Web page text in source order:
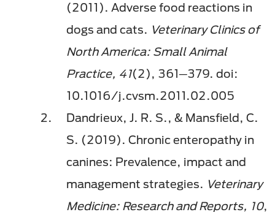
(2011). Adverse food reactions in
dogs and cats. Veterinary Clinics of
North America: Small Animal
Practice, 41(2), 361─379. doi:
10.1016/j.cvsm.2011.02.005
Dandrieux, J. R. S., & Mansfield, C.
S. (2019). Chronic enteropathy in
canines: Prevalence, impact and
management strategies. Veterinary
Medicine: Research and Reports, 10,